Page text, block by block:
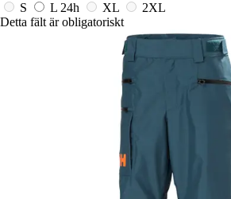
S
L 24h XL
2XL
Detta fält är obligatoriskt